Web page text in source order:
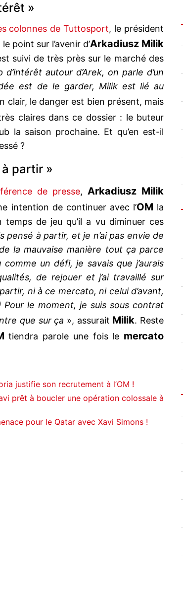
»
colonnes de Tuttosport, le président
point sur l’avenir d’Arkadiusz Milik
suivi de très près sur le marché des
autour d’Arek, on parle d’un
est de le garder, Milik est lié au
clair, le danger est bien présent, mais
claires dans ce dossier : le buteur
la saison prochaine. Et qu’en est-il
?
à partir »
de presse, Arkadiusz Milik
intention de continuer avec l’OM la
temps de jeu qu’il a vu diminuer ces
pensé à partir, et je n’ai pas envie de
la mauvaise manière tout ça parce
un défi, je savais que j’aurais
de rejouer et j’ai travaillé sur
ni à ce mercato, ni celui d’avant,
le moment, je suis sous contrat
que sur ça », assurait Milik. Reste
tiendra parole une fois le mercato
justifie son recrutement à l’OM !
prêt à boucler une opération colossale à
pour le Qatar avec Xavi Simons !